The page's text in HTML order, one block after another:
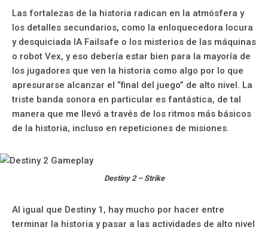
Las fortalezas de la historia radican en la atmósfera y
los detalles secundarios, como la enloquecedora locura
y desquiciada IA Failsafe o los misterios de las máquinas
o robot Vex, y eso debería estar bien para la mayoría de
los jugadores que ven la historia como algo por lo que
apresurarse alcanzar el “final del juego” de alto nivel. La
triste banda sonora en particular es fantástica, de tal
manera que me llevó a través de los ritmos más básicos
de la historia, incluso en repeticiones de misiones.
Destiny 2 – Strike
Al igual que Destiny 1, hay mucho por hacer entre
terminar la historia y pasar a las actividades de alto nivel